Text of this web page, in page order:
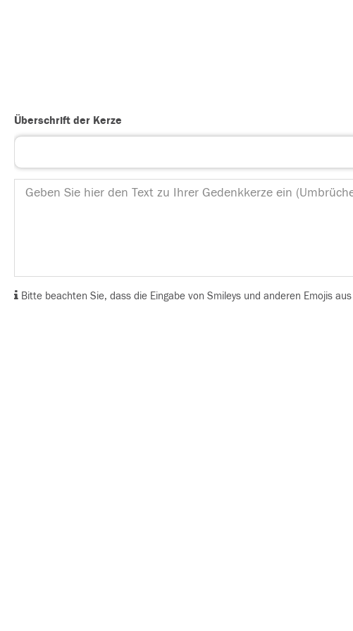
Überschrift der Kerze
Bitte beachten Sie, dass die Eingabe von Smileys und anderen Emojis